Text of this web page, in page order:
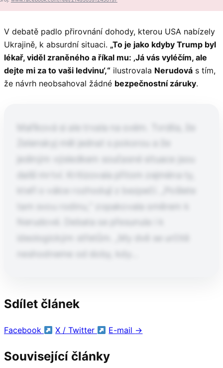
V debatě padlo přirovnání dohody, kterou USA nabízely
Ukrajině, k absurdní situaci. „To je jako kdyby Trump byl
lékař, viděl zraněného a říkal mu: ‚Já vás vyléčím, ale
dejte mi za to vaši ledvinu‘,“ ilustrovala Nerudová s tím,
že návrh neobsahoval žádné bezpečnostní záruky.
Sdílet článek
Facebook X / Twitter E-mail →
Související články